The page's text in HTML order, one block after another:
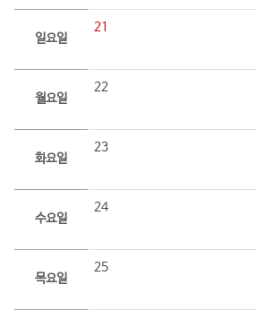
일요일
21
월요일
22
화요일
23
수요일
24
목요일
25